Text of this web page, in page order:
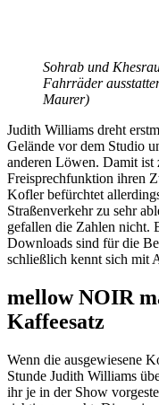
Sohrab und
Fahrräder
Maurer)
Judith Williams dreht
Gelände vor dem Studio
anderen Löwen. Damit ist
Freisprechfunktion ihren
Kofler befürchtet
Straßenverkehr zu sehr
gefallen die Zahlen nicht.
Downloads sind für die
schließlich kennt sich mit
mellow NOIR
Kaffeesatz
Wenn die ausgewiesene
Stunde Judith Williams
ihr je in der Show